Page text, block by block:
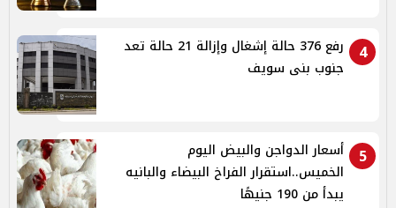
4
رفع 376 حالة إشغال وإزالة 21 حالة تعد
جنوب بنى سويف
5
أسعار الدواجن والبيض اليوم
الخميس..استقرار الفراخ البيضاء والبانيه
يبدأ من 190 جنيهًا